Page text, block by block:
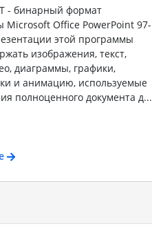
- бинарный формат
Microsoft Office PowerPoint 97-
этой программы
изображения, текст,
диаграммы, графики,
и анимацию, используемые
полноценного документа д...